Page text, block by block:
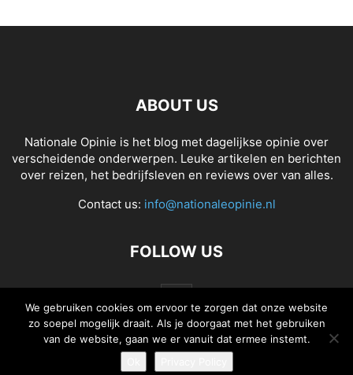
ABOUT US
Nationale Opinie is het blog met dagelijkse opinie over
verscheidende onderwerpen. Leuke artikelen en berichten
over reizen, het bedrijfsleven en reviews over van alles.
Contact us: info@nationaleopinie.nl
FOLLOW US
We gebruiken cookies om ervoor te zorgen dat onze website
zo soepel mogelijk draait. Als je doorgaat met het gebruiken
van de website, gaan we er vanuit dat ermee instemt.